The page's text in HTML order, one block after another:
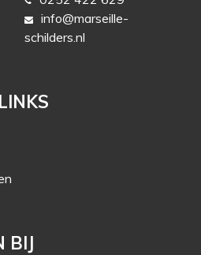
info@marseille-
schilders.nl
BIJ